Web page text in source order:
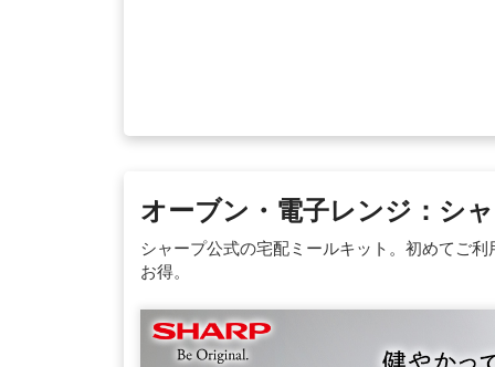
オーブン・電子レンジ：シ
シャープ公式の宅配ミールキット。初めてご
お得。